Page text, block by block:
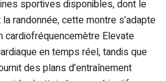
sportives disponibles, dont le
randonnée, cette montre s’adapte
cardiofréquencemètre Elevate
en temps réel, tandis que
des plans d’entraînement